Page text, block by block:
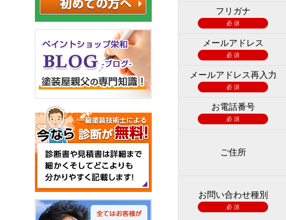
フリガナ
必 須
メールアドレス
必 須
メールアドレス再入力
必 須
お電話番号
必 須
ご住所
お問い合わせ種別
必 須